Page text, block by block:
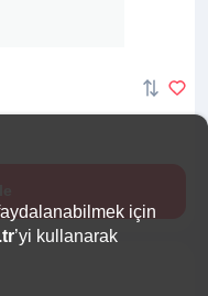
için
’yi kullanarak